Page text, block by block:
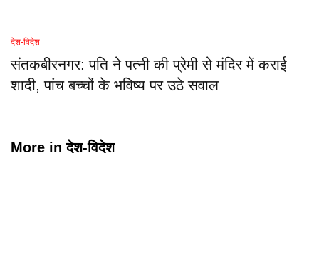
देश-विदेश
संतकबीरनगर: पति ने पत्नी की प्रेमी से मंदिर में कराई
शादी, पांच बच्चों के भविष्य पर उठे सवाल
More inदेश-विदेश